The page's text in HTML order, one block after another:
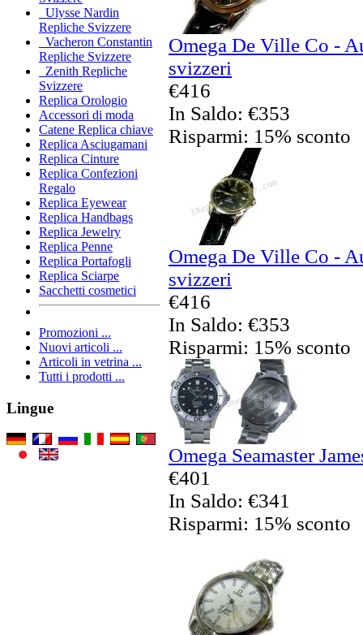
Ulysse Nardin
Repliche Svizzere
Vacheron Constantin
Repliche Svizzere
Zenith Repliche
Svizzere
Replica Orologio
Accessori di moda
Catene Replica chiave
Replica Asciugamani
Replica Cinture
Replica Confezioni
Regalo
Replica Eyewear
Replica Handbags
Replica Jewelry
Replica Penne
Replica Portafogli
Replica Sciarpe
Sacchetti cosmetici
Promozioni ...
Nuovi articoli ...
Articoli in vetrina ...
Tutti i prodotti ...
Lingue
Omega De Ville Co -
svizzeri
€416
In Saldo: €353
Risparmi: 15% sconto
Omega De Ville Co -
svizzeri
€416
In Saldo: €353
Risparmi: 15% sconto
Omega Seamaster
€401
In Saldo: €341
Risparmi: 15% sconto